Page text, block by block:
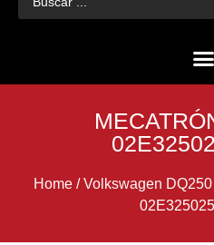
Home /Volkswagen DQ250